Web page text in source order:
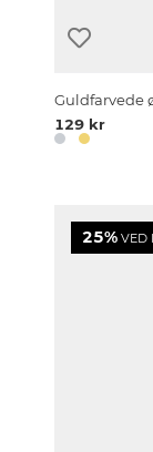
Guldfarvede
129 kr
25% VED